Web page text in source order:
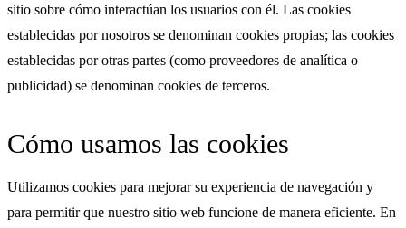
sitio sobre cómo interactúan los usuarios con él. Las cookies
establecidas por nosotros se denominan cookies propias; las cookies
establecidas por otras partes (como proveedores de analítica o
publicidad) se denominan cookies de terceros.
Cómo usamos las cookies
Utilizamos cookies para mejorar su experiencia de navegación y
para permitir que nuestro sitio web funcione de manera eficiente. En